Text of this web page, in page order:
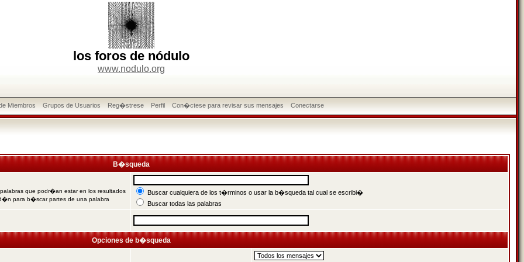
los foros de nódulo
www.nodulo.org
Miembros Grupos de Usuarios Reg�strese Perfil Con�ctese para revisar sus mensajes Conectarse
B�squeda
que podr�an estar en los resultados
para b�scar partes de una palabra
Buscar cualquiera de los t�rminos o usar la b�squeda tal cual se escribi�
Buscar todas las palabras
Opciones de b�squeda